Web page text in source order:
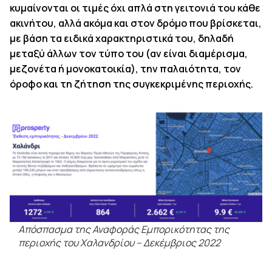
κυμαίνονται οι τιμές όχι απλά στη γειτονιά του κάθε
ακινήτου, αλλά ακόμα και στον δρόμο που βρίσκεται,
με βάση τα ειδικά χαρακτηριστικά του, δηλαδή
μεταξύ άλλων τον τύπο του (αν είναι διαμέρισμα,
μεζονέτα ή μονοκατοικία), την παλαιότητα, τον
όροφο και τη ζήτηση της συγκεκριμένης περιοχής.
Απόσπασμα της Αναφοράς Εμπορικότητας της
περιοχής του Χαλανδρίου – Δεκέμβριος 2022